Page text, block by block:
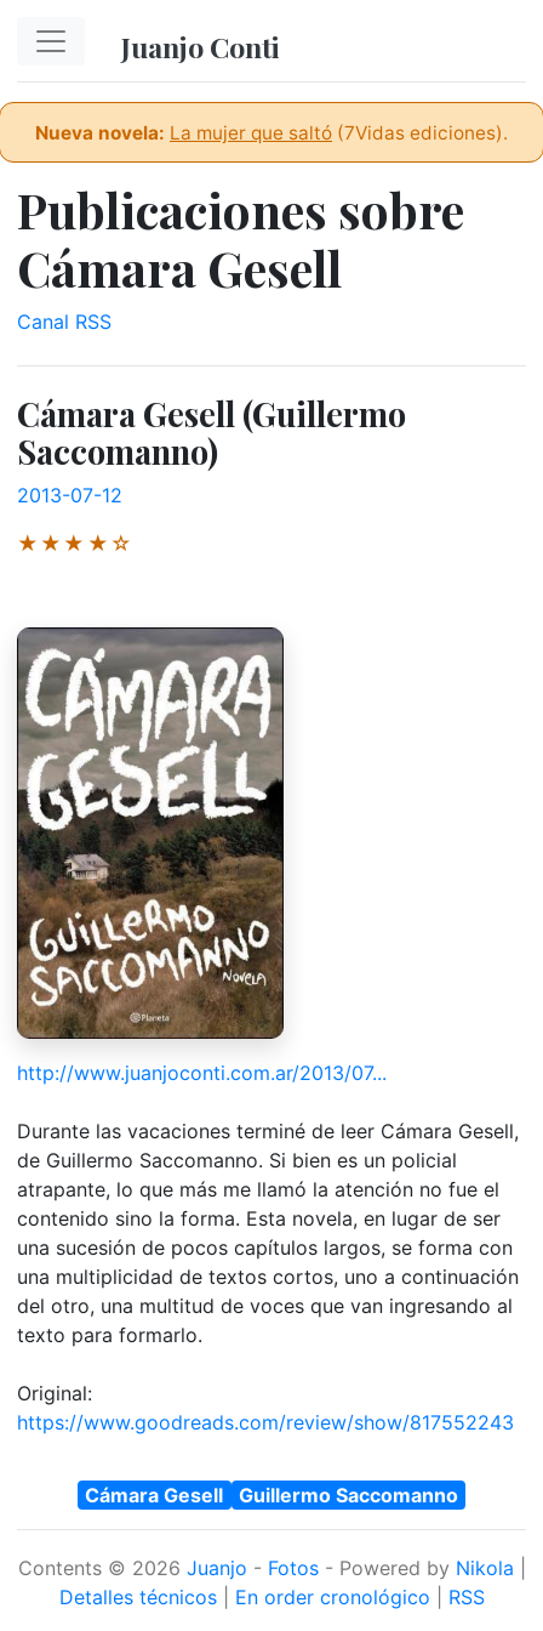
Juanjo Conti
Nueva novela: La mujer que saltó (7Vidas ediciones).
Publicaciones sobre
Cámara Gesell
Canal RSS
Cámara Gesell (Guillermo
Saccomanno)
2013-07-12
★★★★☆
http://www.juanjoconti.com.ar/2013/07...
Durante las vacaciones terminé de leer Cámara Gesell,
de Guillermo Saccomanno. Si bien es un policial
atrapante, lo que más me llamó la atención no fue el
contenido sino la forma. Esta novela, en lugar de ser
una sucesión de pocos capítulos largos, se forma con
una multiplicidad de textos cortos, uno a continuación
del otro, una multitud de voces que van ingresando al
texto para formarlo.
Original:
https://www.goodreads.com/review/show/817552243
Cámara Gesell Guillermo Saccomanno
Contents © 2026 Juanjo - Fotos- Powered by Nikola
Detalles técnicos| En order cronológico RSS